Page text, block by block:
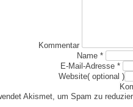
Kommentar
Name*
E-Mail-Adresse *
Website( optional )
Akismet, um Spam zu